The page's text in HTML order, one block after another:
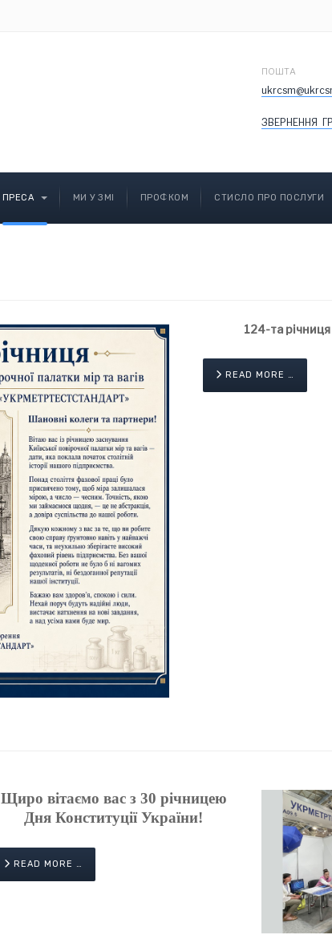
ПОШТА
ЗВЕРНЕННЯ
ПРЕСА МИ У ЗМІ ПРОФКОМ СТИСЛО ПРО ПОСЛУГИ
124-та річниця
READ MORE …
Щиро вітаємо вас з 30 річницею
Дня Конституції України!
READ MORE …